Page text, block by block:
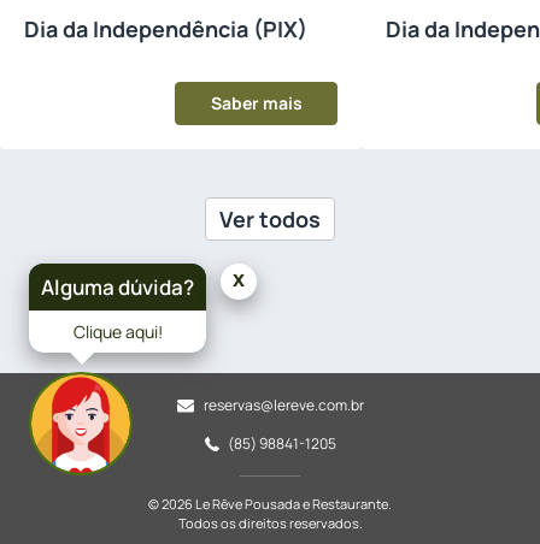
Dia da Independência (PIX)
Saber mais
Dia da
Ver todos
reservas@lereve.com.br
(85) 98841-1205
© 2026 Le Rêve Pousada e Restaurante.
Todos os direitos reservados.
Alguma dúvida?
Clique aqui!
x